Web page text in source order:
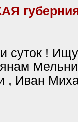
суток !
, Иван